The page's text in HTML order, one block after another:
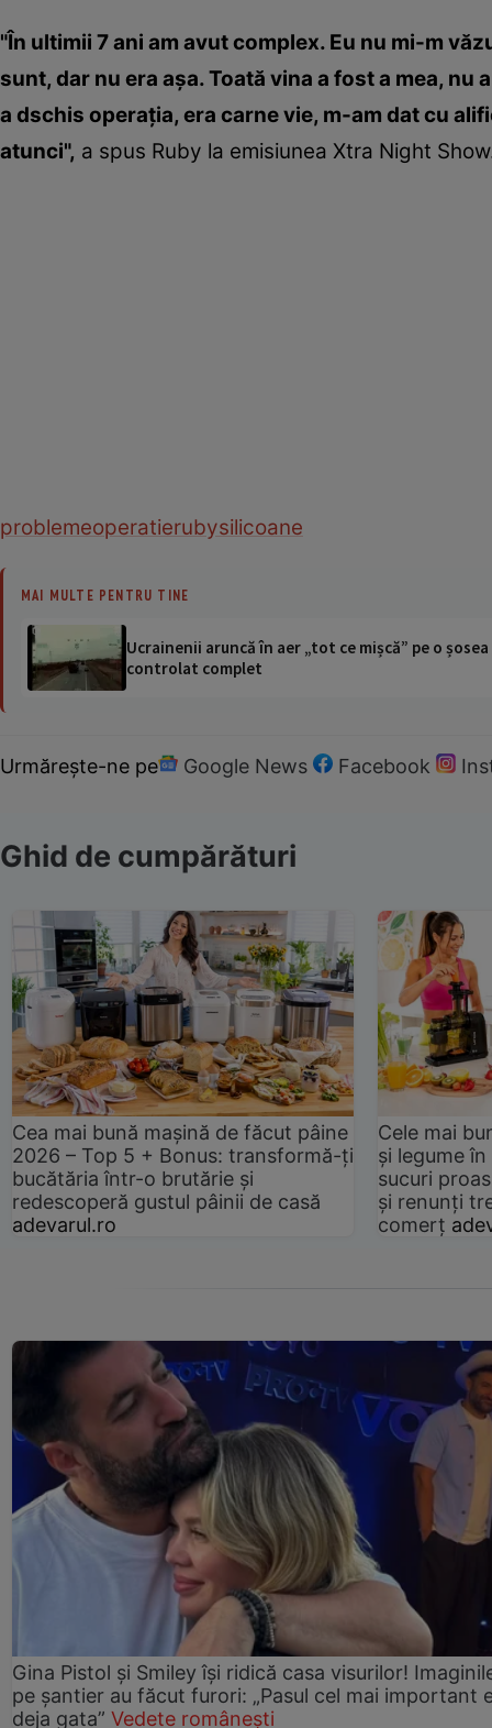
"În ultimii 7 ani am avut complex. Eu nu mi-m
sunt, dar nu era aşa. Toată vina a fost a mea,
a dschis operaţia, era carne vie, m-am dat cu
atunci", a spus Ruby la emisiunea Xtra Night
problemeoperatierubysilicoane
MAI MULTE PENTRU TINE
Ucrainenii aruncă în aer „tot ce mișcă” pe o
controlat complet
Urmărește-ne pe Google News Facebook
Ghid de cumpărături
Cea mai bună mașină de făcut pâine
2026 – Top 5 + Bonus: transformă-ți
bucătăria într-o brutărie și
redescoperă gustul pâinii de casă
adevarul.ro
Cele mai
și legume
sucuri
și renunți
comerț
Gina Pistol și Smiley își ridică casa visurilor!
pe șantier au făcut furori: „Pasul cel mai important
deja gata” Vedete românești